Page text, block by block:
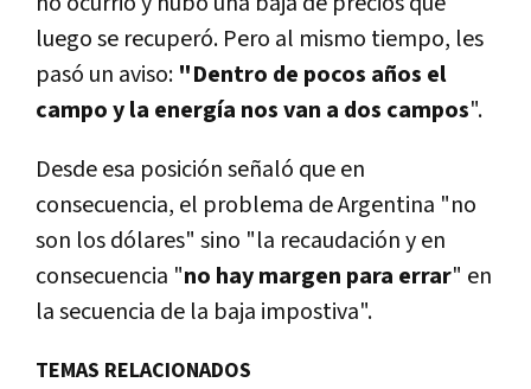
luego se recuperó. Pero al mismo tiempo, les
pasó un aviso: "Dentro de pocos años el
campo y la energía nos van a dos campos".
Desde esa posición señaló que en
consecuencia, el problema de Argentina "no
son los dólares" sino "la recaudación y en
consecuencia "no hay margen para errar" en
la secuencia de la baja impostiva".
TEMAS RELACIONADOS